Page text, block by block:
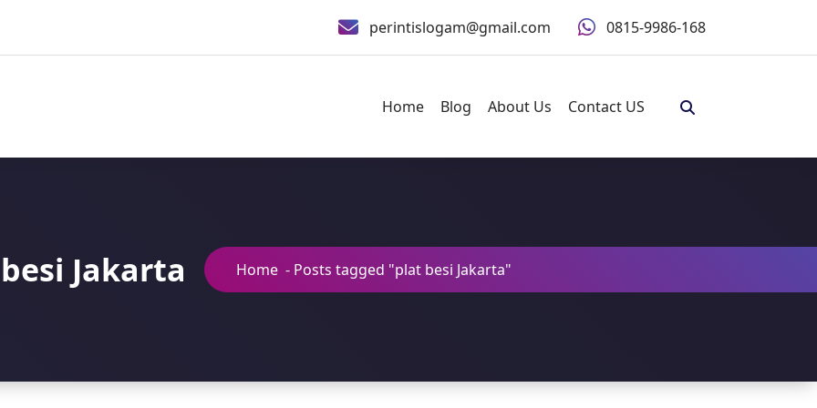
perintislogam@gmail.com 0815-9986-168
Home Blog About Us Contact US
Jakarta Home - Posts tagged "plat besi Jakarta"